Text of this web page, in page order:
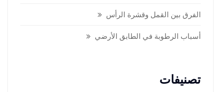
الفرق بين القمل وقشرة الرأس
أسباب الرطوبة في الطابق الأرضي
تصنيفات